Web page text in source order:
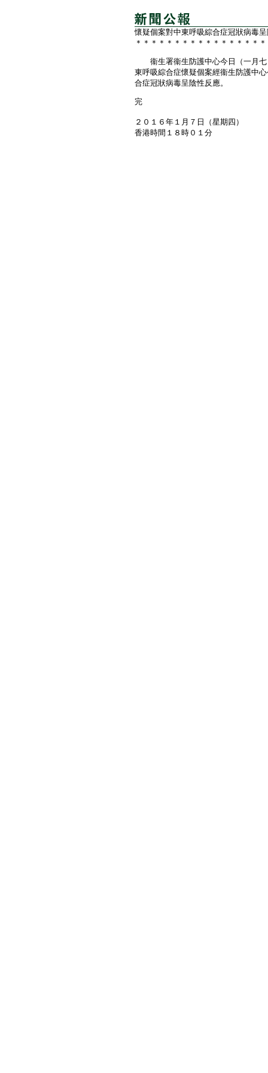
懷疑個案對中東呼吸綜合症冠狀病毒
＊＊＊＊＊＊＊＊＊＊＊＊＊＊＊＊
衞生署衞生防護中心今日（一月七
東呼吸綜合症懷疑個案經衞生防護中
合症冠狀病毒呈陰性反應。
完
２０１６年１月７日（星期四）
香港時間１８時０１分